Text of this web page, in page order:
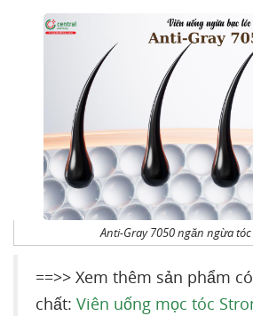
Anti-Gray 7050 ngăn ngừa
==>> Xem thêm sản phẩm
chất: Viên uống mọc tóc